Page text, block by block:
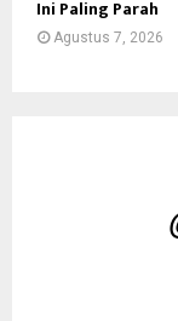
Ini Paling Parah
Agustus 7, 2026